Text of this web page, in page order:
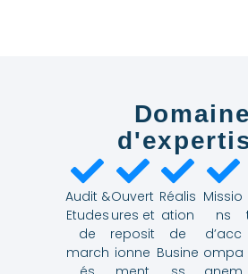
Audit &
Etudes
de
march
Ouvert
ures et
reposit
ionne
Réalis
ation
de
Busine
Missio
ns
d’acc
ompa